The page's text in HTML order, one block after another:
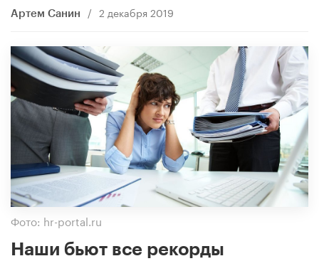
Артем Санин / 2 декабря 2019
Фото: hr-portal.ru
Наши бьют все рекорды